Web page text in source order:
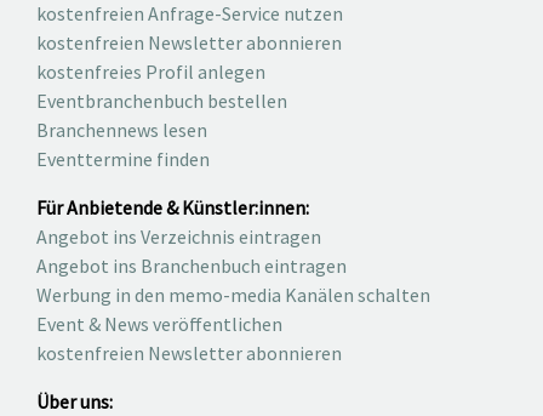
kostenfreien Anfrage-Service nutzen
kostenfreien Newsletter abonnieren
kostenfreies Profil anlegen
Eventbranchenbuch bestellen
Branchennews lesen
Eventtermine finden
Für Anbietende & Künstler:innen:
Angebot ins Verzeichnis eintragen
Angebot ins Branchenbuch eintragen
Werbung in den memo-media Kanälen schalten
Event & News veröffentlichen
kostenfreien Newsletter abonnieren
Über uns: